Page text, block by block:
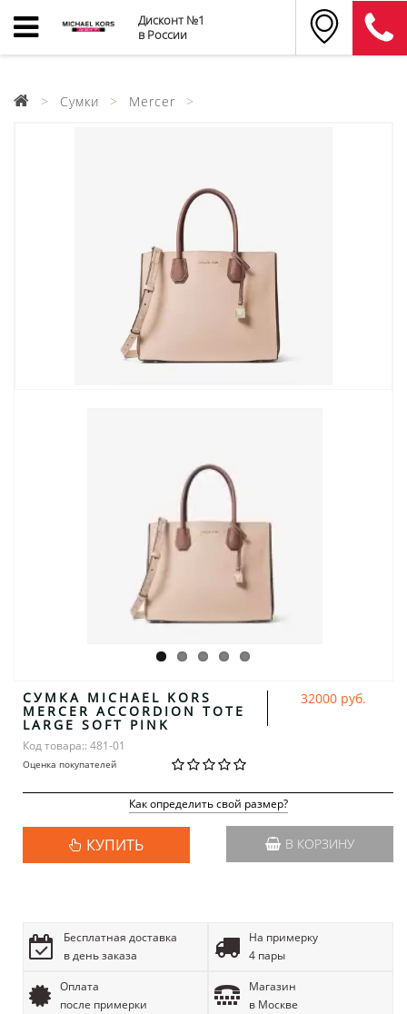
Дисконт №1
в России
Сумки Mercer
СУМКА MICHAEL KORS
MERCER ACCORDION TOTE
LARGE SOFT PINK
Код товара:: 481-01
Оценка покупателей
32000 руб.
Как определить свой размер?
КУПИТЬ В КОРЗИНУ
Бесплатная доставка
в день заказа
На примерку
4 пары
Оплата
после примерки
Магазин
в Москве